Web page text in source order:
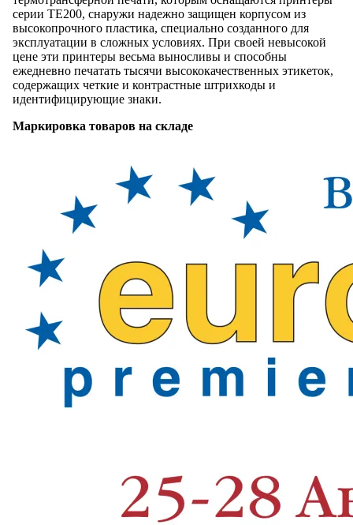
серии TE200, снаружи надежно защищен корпусом из
высокопрочного пластика, специально созданного для
эксплуатации в сложных условиях. При своей невысокой
цене эти принтеры весьма выносливы и способны
ежедневно печатать тысячи высококачественных этикеток,
содержащих четкие и контрастные штрихкоды и
идентифицирующие знаки.
Маркировка товаров на складе